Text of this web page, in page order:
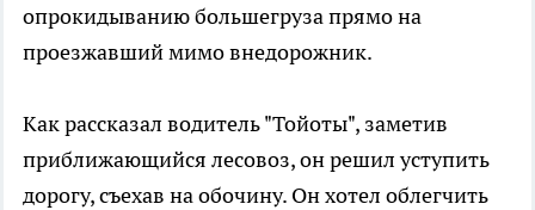
опрокидыванию большегруза прямо на
проезжавший мимо внедорожник.
Как рассказал водитель "Тойоты", заметив
приближающийся лесовоз, он решил уступить
дорогу, съехав на обочину. Он хотел облегчить